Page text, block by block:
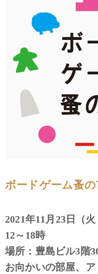
ボードゲーム蚤
2021年11月23日（
12～18時
場所：豊島ビル3階
お向かいの部屋、